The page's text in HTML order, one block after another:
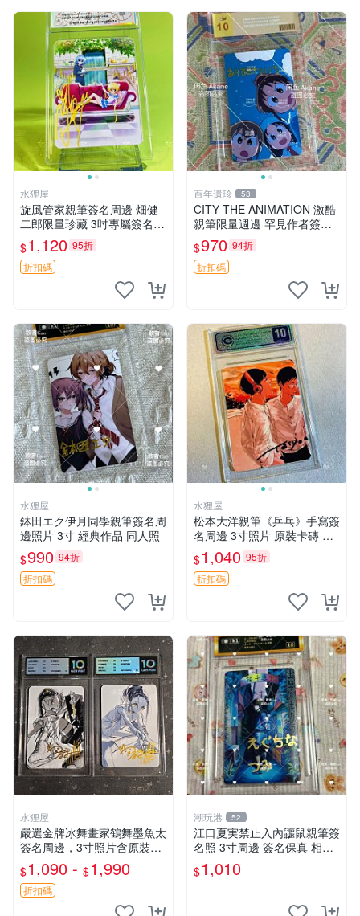
水狸屋
旋風管家親筆簽名周邊 畑健
二郎限量珍藏 3吋專屬簽名照
日本正版中古 正規卡磚附送
旋風管家 畑健二郎 簽名照
$1,120 95折
折扣碼
百年遺珍 53
CITY THE ANIMATION 激酷
親筆限量週邊 罕見作者簽名
收藏 現代潮流擺飾 9x9cm 專
家推薦 國際珍藏款 周邊 照片
周邊 尺寸 收藏品
$970 94折
折扣碼
水狸屋
鉢田エク伊月同學親筆簽名周
邊照片 3寸 經典作品 同人照
$990 94折
折扣碼
水狸屋
松本大洋親筆《乒乓》手寫簽
名周邊 3寸照片 原裝卡磚 收
藏好物 乒乓 The Animation
松本大洋 簽名 周邊 注記：此
商品為作者親筆簽名，附原
$1,040 95折
折扣碼
水狸屋
嚴選金牌冰舞畫家鶴舞墨魚太
簽名周邊，3寸照片含原裝卡
磚。收藏自用，面簽確保證
實。 冰舞 簽名 周邊
$1,090 - $1,990
折扣碼
潮玩港 52
江口夏実禁止入內鼴鼠親筆簽
名照 3寸周邊 簽名保真 相框
包裝 禁止入內 麵簽 周邊 親
筆簽名 時尚周邊 原裝卡磚
$1,010